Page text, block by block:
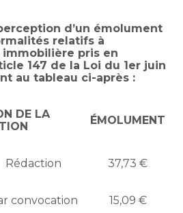
d’un émolument
relatifs à
immobilière pris en
147 de la Loi du 1er juin
au tableau ci-après :
DE LA
ÉMOLUMENT
Rédaction 37,73 €
convocation 15,09 €